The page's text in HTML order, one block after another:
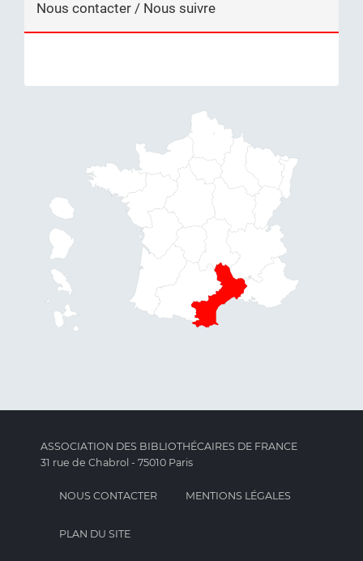
Nous contacter / Nous suivre
ASSOCIATION DES BIBLIOTHÉCAIRES DE FRANCE
31 rue de Chabrol - 75010 Paris
NOUS CONTACTER MENTIONS LÉGALES
PLAN DU SITE